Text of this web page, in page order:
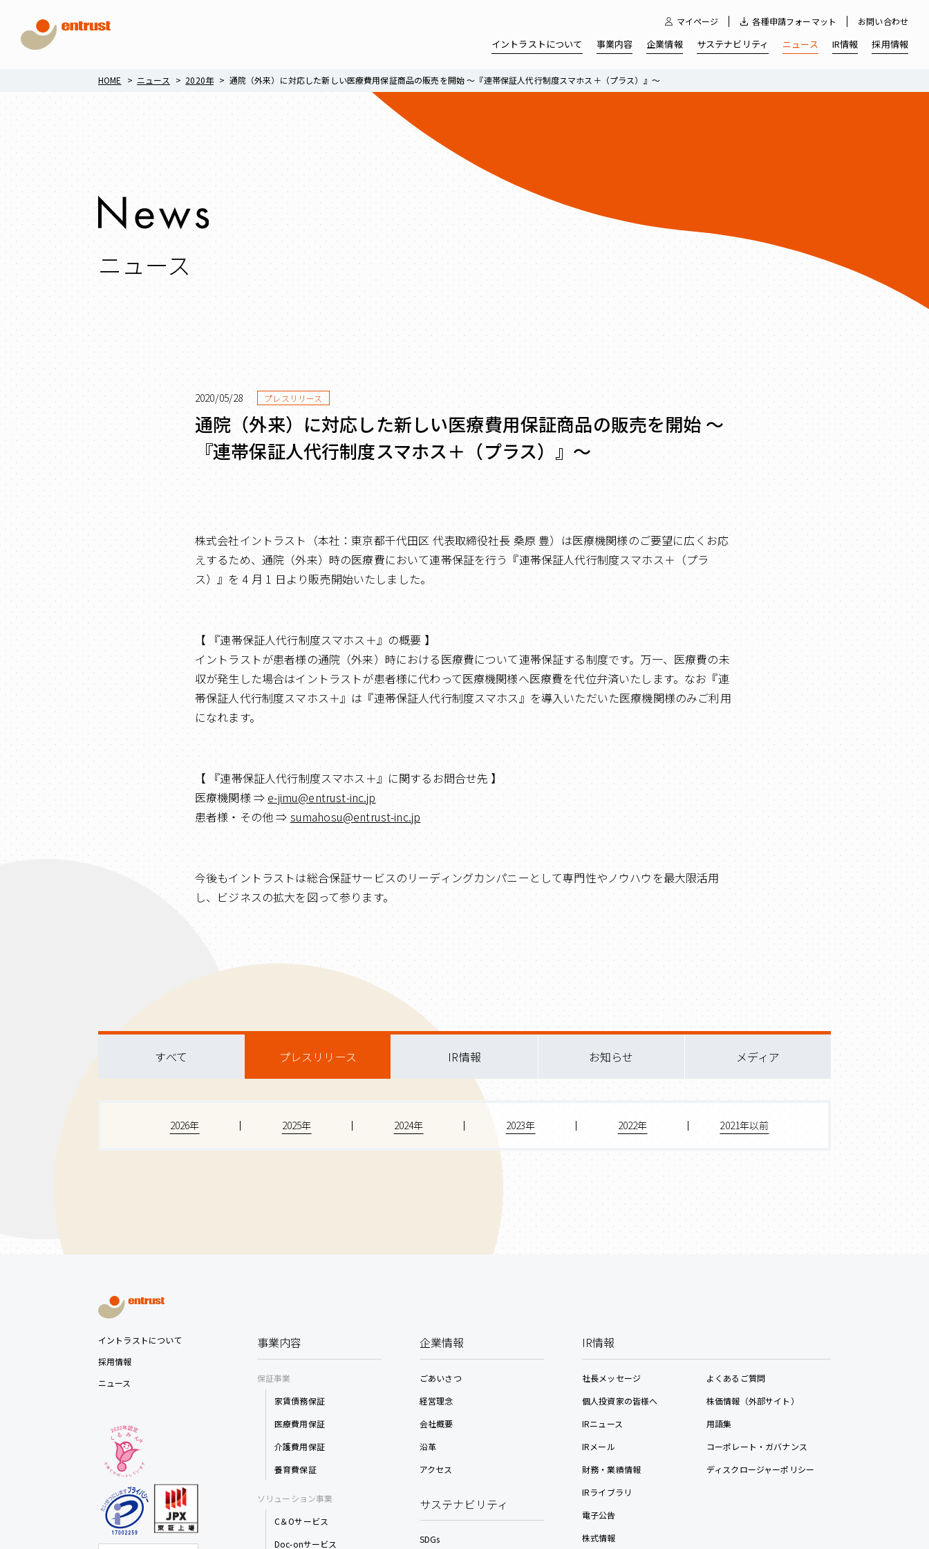
イントラストについて 事業内容 企業情報 サステナビリティ ニュース IR情報 採用情報
マイページ 各種申請フォーマット お問い合わせ
HOME ニュース 2020年 通院（外来）に対応した新しい医療費用保証商品の販売を開始 ～『連帯保証人代行制度スマホス＋（プラス）』～
ニュース
2020/05/28 プレスリリース
通院（外来）に対応した新しい医療費用保証商品の販売を開始 ～
『連帯保証人代行制度スマホス＋（プラス）』～
株式会社イントラスト（本社：東京都千代田区 代表取締役社長 桑原 豊）は医療機関様のご要望に広くお応
えするため、通院（外来）時の医療費において連帯保証を行う『連帯保証人代行制度スマホス＋（プラ
ス）』を 4 月 1 日より販売開始いたしました。
【 『連帯保証人代行制度スマホス＋』の概要 】
イントラストが患者様の通院（外来）時における医療費について連帯保証する制度です。万一、医療費の未
収が発生した場合はイントラストが患者様に代わって医療機関様へ医療費を代位弁済いたします。なお『連
帯保証人代行制度スマホス＋』は『連帯保証人代行制度スマホス』を導入いただいた医療機関様のみご利用
になれます。
【 『連帯保証人代行制度スマホス＋』に関するお問合せ先 】
医療機関様 ⇒ e-jimu@entrust-inc.jp
患者様・その他 ⇒ sumahosu@entrust-inc.jp
今後もイントラストは総合保証サービスのリーディングカンパニーとして専門性やノウハウを最大限活用
し、ビジネスの拡大を図って参ります。
すべて プレスリリース IR情報 お知らせ メディア
2026年 2025年 2024年 2023年 2022年 2021年以前
イントラストについて
採用情報
ニュース
事業内容
保証事業
家賃債務保証
医療費用保証
介護費用保証
養育費保証
ソリューション事業
C＆Oサービス
Doc-onサービス
企業情報
ごあいさつ
経営理念
会社概要
沿革
アクセス
サステナビリティ
SDGs
IR情報
社長メッセージ
個人投資家の皆様へ
IRニュース
IRメール
財務・業績情報
IRライブラリ
電子公告
株式情報
よくあるご質問
株価情報（外部サイト）
用語集
コーポレート・ガバナンス
ディスクロージャーポリシー